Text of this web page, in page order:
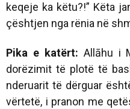
keqeje ka këtu?!” Këta
çështjen nga rënia në
Pika e katërt: Allāhu i
dorëzimit të plotë të
nderuarit të dërguar
vërtetë, i pranon me